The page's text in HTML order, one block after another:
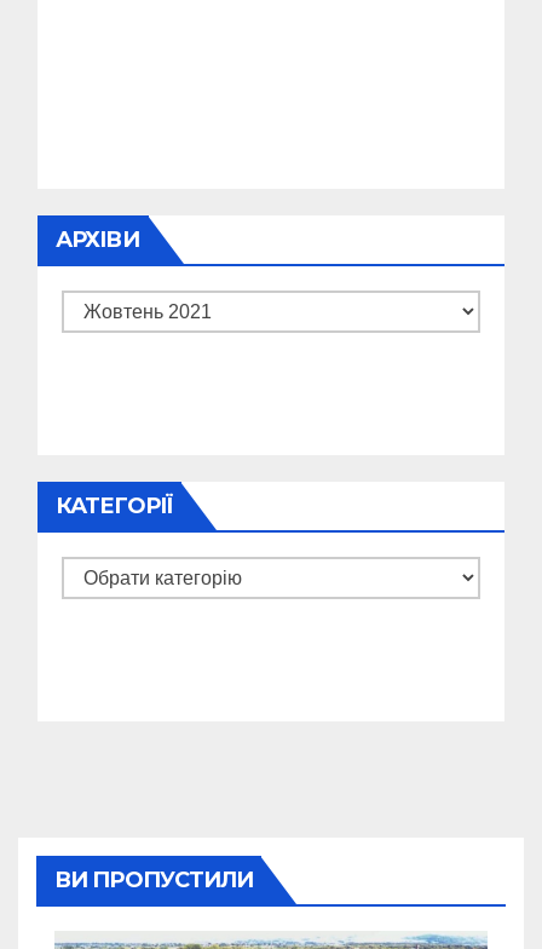
АРХІВИ
Архіви
КАТЕГОРІЇ
Категорії
ВИ ПРОПУСТИЛИ